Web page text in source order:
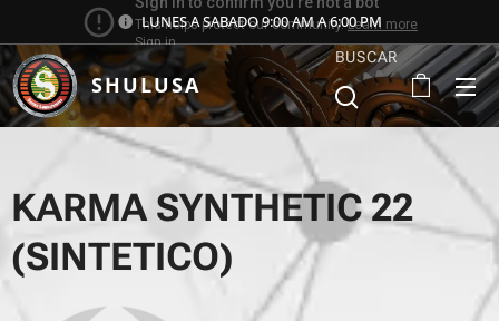
LUNES A SABADO 9:00 AM A 6:00 PM
SHULUSA
BUSCAR
KARMA SYNTHETIC 22
(SINTETICO)